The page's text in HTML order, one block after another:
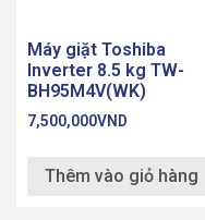
Máy giặt Toshiba
Inverter 8.5 kg TW-
BH95M4V(WK)
7,500,000VND
Thêm vào giỏ hàng